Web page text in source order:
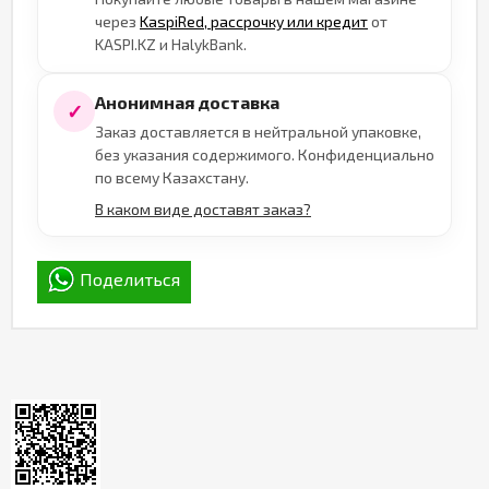
через KaspiRed, рассрочку или кредитот
KASPI.KZ и HalykBank.
✓ Анонимная доставка
Заказ доставляется в нейтральной упаковке,
без указания содержимого. Конфиденциально
по всему Казахстану.
В каком виде доставят заказ?
Поделиться